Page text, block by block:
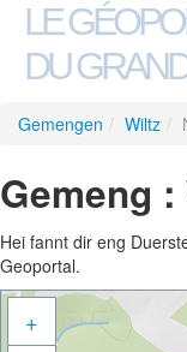
LE
DU
Gemengen / Wiltz /
Gemeng :
Hei fannt dir eng
Geoportal.
+